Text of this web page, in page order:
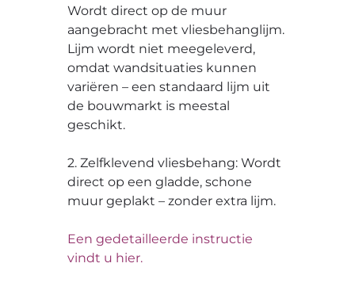
Wordt direct op de muur
aangebracht met vliesbehanglijm.
Lijm wordt niet meegeleverd,
omdat wandsituaties kunnen
variëren – een standaard lijm uit
de bouwmarkt is meestal
geschikt.
2. Zelfklevend vliesbehang: Wordt
direct op een gladde, schone
muur geplakt – zonder extra lijm.
Een gedetailleerde instructie
vindt u hier.